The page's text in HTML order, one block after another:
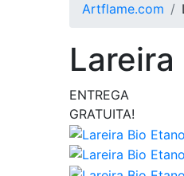
Artflame.com
ENTREGA
GRATUITA!